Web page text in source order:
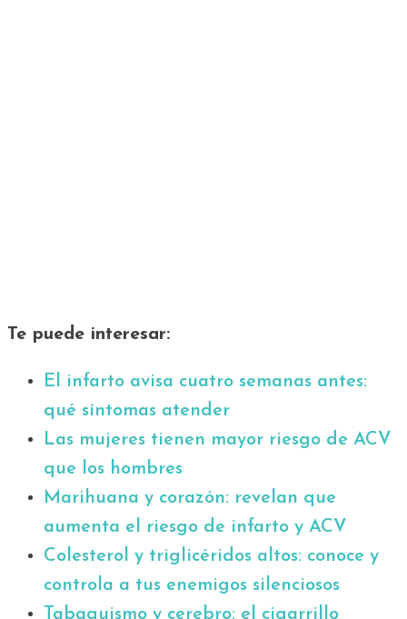
Te puede interesar:
El infarto avisa cuatro semanas antes:
qué síntomas atender
Las mujeres tienen mayor riesgo de ACV
que los hombres
Marihuana y corazón: revelan que
aumenta el riesgo de infarto y ACV
Colesterol y triglicéridos altos: conoce y
controla a tus enemigos silenciosos
Tabaquismo y cerebro: el cigarrillo